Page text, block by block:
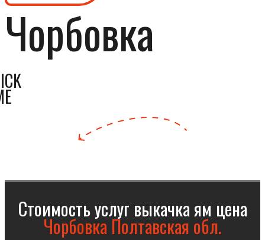
Чорбовка
Стоимость услуг выкачка ям цена
Чорбовка Полтавская обл.